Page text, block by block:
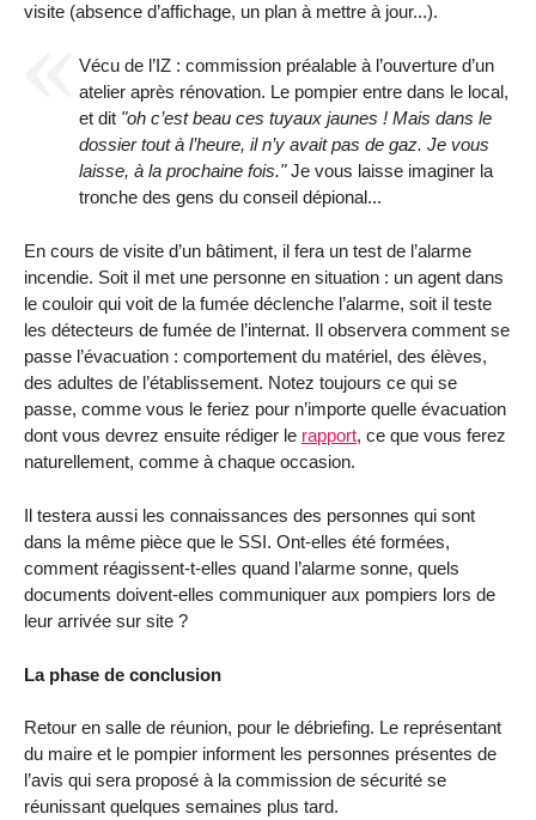
visite (absence d’affichage, un plan à mettre à jour...).
Vécu de l’IZ : commission préalable à l’ouverture d’un
atelier après rénovation. Le pompier entre dans le local,
et dit "oh c’est beau ces tuyaux jaunes ! Mais dans le
dossier tout à l’heure, il n’y avait pas de gaz. Je vous
laisse, à la prochaine fois."Je vous laisse imaginer la
tronche des gens du conseil dépional...
En cours de visite d’un bâtiment, il fera un test de l’alarme
incendie. Soit il met une personne en situation : un agent dans
le couloir qui voit de la fumée déclenche l’alarme, soit il teste
les détecteurs de fumée de l’internat. Il observera comment se
passe l’évacuation : comportement du matériel, des élèves,
des adultes de l’établissement. Notez toujours ce qui se
passe, comme vous le feriez pour n’importe quelle évacuation
dont vous devrez ensuite rédiger le rapport, ce que vous ferez
naturellement, comme à chaque occasion.
Il testera aussi les connaissances des personnes qui sont
dans la même pièce que le SSI. Ont-elles été formées,
comment réagissent-t-elles quand l’alarme sonne, quels
documents doivent-elles communiquer aux pompiers lors de
leur arrivée sur site ?
La phase de conclusion
Retour en salle de réunion, pour le débriefing. Le représentant
du maire et le pompier informent les personnes présentes de
l’avis qui sera proposé à la commission de sécurité se
réunissant quelques semaines plus tard.